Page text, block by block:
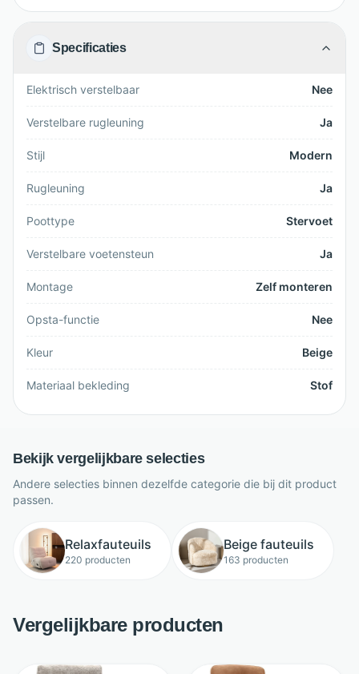
Specificaties
Elektrisch verstelbaar Nee
Verstelbare rugleuning Ja
Stijl Modern
Rugleuning Ja
Poottype Stervoet
Verstelbare voetensteun Ja
Montage Zelf monteren
Opsta-functie Nee
Kleur Beige
Materiaal bekleding Stof
Bekijk vergelijkbare selecties
Andere selecties binnen dezelfde categorie die bij dit product
passen.
Relaxfauteuils
220 producten
Beige fauteuils
163 producten
Vergelijkbare producten